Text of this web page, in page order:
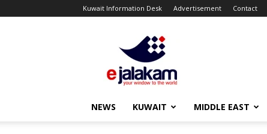
Kuwait Information Desk Advertisement Contact
ejalakam
NEWS KUWAIT MIDDLE EAST